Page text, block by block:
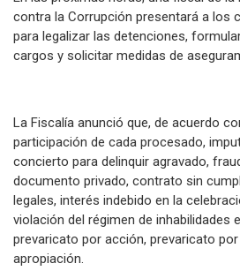
contra la Corrupción presentará a los
para legalizar las detenciones,
cargos y solicitar medidas de
La Fiscalía anunció que, de acuerdo
participación de cada procesado,
concierto para delinquir agravado,
documento privado, contrato sin
legales, interés indebido en la
violación del régimen de inhabilidades
prevaricato por acción, prevaricato
apropiación.